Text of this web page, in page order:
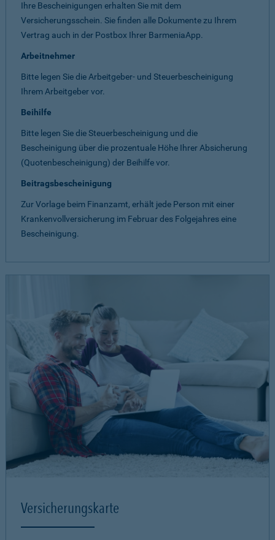
Ihre Bescheinigungen erhalten Sie mit dem
Versicherungsschein. Sie finden alle Dokumente zu Ihrem
Vertrag auch in der Postbox Ihrer BarmeniaApp.
Arbeitnehmer
Bitte legen Sie die Arbeitgeber- und Steuerbescheinigung
Ihrem Arbeitgeber vor.
Beihilfe
Bitte legen Sie die Steuerbescheinigung und die
Bescheinigung über die prozentuale Höhe Ihrer Absicherung
(Quotenbescheinigung) der Beihilfe vor.
Beitragsbescheinigung
Zur Vorlage beim Finanzamt, erhält jede Person mit einer
Krankenvollversicherung im Februar des Folgejahres eine
Bescheinigung.
Versicherungskarte